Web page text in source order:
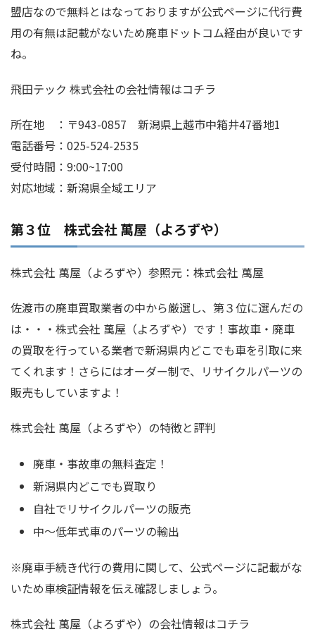
盟店なので無料とはなっておりますが公式ページに代行費
用の有無は記載がないため廃車ドットコム経由が良いです
ね。
飛田テック 株式会社の会社情報はコチラ
所在地 ：〒943-0857 新潟県上越市中箱井47番地1
電話番号：025-524-2535
受付時間：9:00~17:00
対応地域：新潟県全域エリア
第３位 株式会社 萬屋（よろずや）
株式会社 萬屋（よろずや）参照元：株式会社 萬屋
佐渡市の廃車買取業者の中から厳選し、第３位に選んだの
は・・・株式会社 萬屋（よろずや）です！事故車・廃車
の買取を行っている業者で新潟県内どこでも車を引取に来
てくれます！さらにはオーダー制で、リサイクルパーツの
販売もしていますよ！
株式会社 萬屋（よろずや）の特徴と評判
廃車・事故車の無料査定！
新潟県内どこでも買取り
自社でリサイクルパーツの販売
中～低年式車のパーツの輸出
※廃車手続き代行の費用に関して、公式ページに記載がな
いため車検証情報を伝え確認しましょう。
株式会社 萬屋（よろずや）の会社情報はコチラ